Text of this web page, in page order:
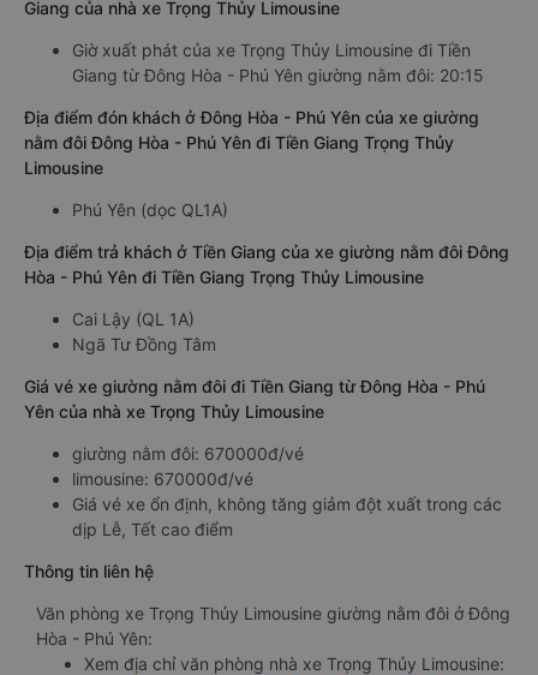
Giang của nhà xe Trọng Thủy Limousine
Giờ xuất phát của xe Trọng Thủy Limousine đi Tiền
Giang từ Đông Hòa - Phú Yên giường nằm đôi: 20:15
Địa điểm đón khách ở Đông Hòa - Phú Yên của xe giường
nằm đôi Đông Hòa - Phú Yên đi Tiền Giang Trọng Thủy
Limousine
Phú Yên (dọc QL1A)
Địa điểm trả khách ở Tiền Giang của xe giường nằm đôi Đông
Hòa - Phú Yên đi Tiền Giang Trọng Thủy Limousine
Cai Lậy (QL 1A)
Ngã Tư Đồng Tâm
Giá vé xe giường nằm đôi đi Tiền Giang từ Đông Hòa - Phú
Yên của nhà xe Trọng Thủy Limousine
giường nằm đôi: 670000đ/vé
limousine: 670000đ/vé
Giá vé xe ổn định, không tăng giảm đột xuất trong các
dịp Lễ, Tết cao điểm
Thông tin liên hệ
Văn phòng xe Trọng Thủy Limousine giường nằm đôi ở Đông
Hòa - Phú Yên:
Xem địa chỉ văn phòng nhà xe Trọng Thủy Limousine: